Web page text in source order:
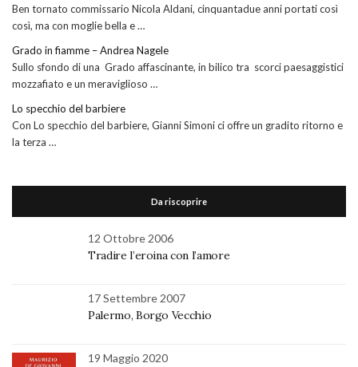
Ben tornato commissario Nicola Aldani, cinquantadue anni portati così
così, ma con moglie bella e …
Grado in fiamme – Andrea Nagele
Sullo sfondo di una Grado affascinante, in bilico tra scorci paesaggistici
mozzafiato e un meraviglioso …
Lo specchio del barbiere
Con Lo specchio del barbiere, Gianni Simoni ci offre un gradito ritorno e
la terza …
Da riscoprire
12 Ottobre 2006
Tradire l’eroina con l’amore
17 Settembre 2007
Palermo, Borgo Vecchio
19 Maggio 2020